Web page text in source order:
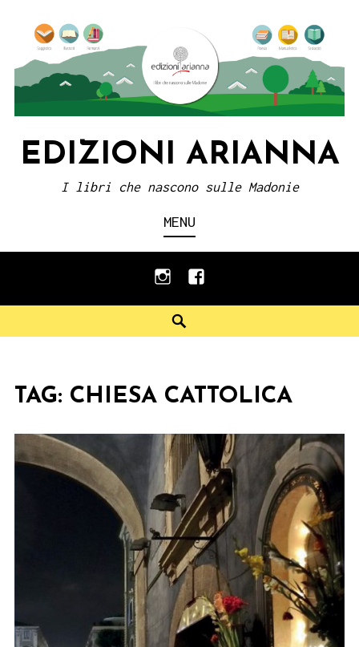
content
EDIZIONI ARIANNA
I libri che nascono sulle Madonie
MENU
instagramfacebook
TAG: CHIESA CATTOLICA